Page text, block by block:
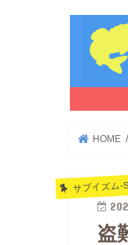
HOME
サブイズム-
盗